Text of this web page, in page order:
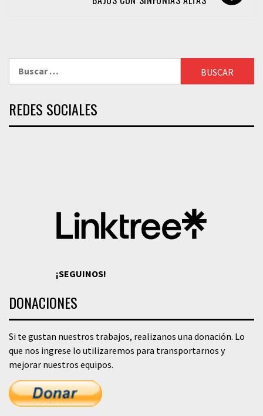
REDES SOCIALES
¡SEGUINOS!
DONACIONES
Si te gustan nuestros trabajos, realizanos una donación. Lo
que nos ingrese lo utilizaremos para transportarnos y
mejorar nuestros equipos.